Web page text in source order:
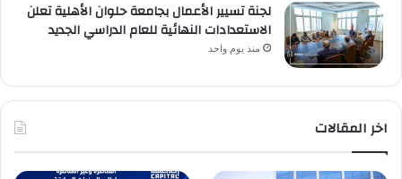
لجنة تسيير الأعمال بجامعة حلوان الأهلية تعلن
الاستعدادات النهائية للعام الدراسي الجديد
منذ يوم واحد
اخر المقالات